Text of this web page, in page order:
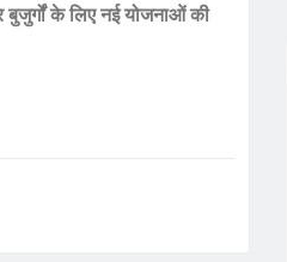
के लिए नई योजनाओं की